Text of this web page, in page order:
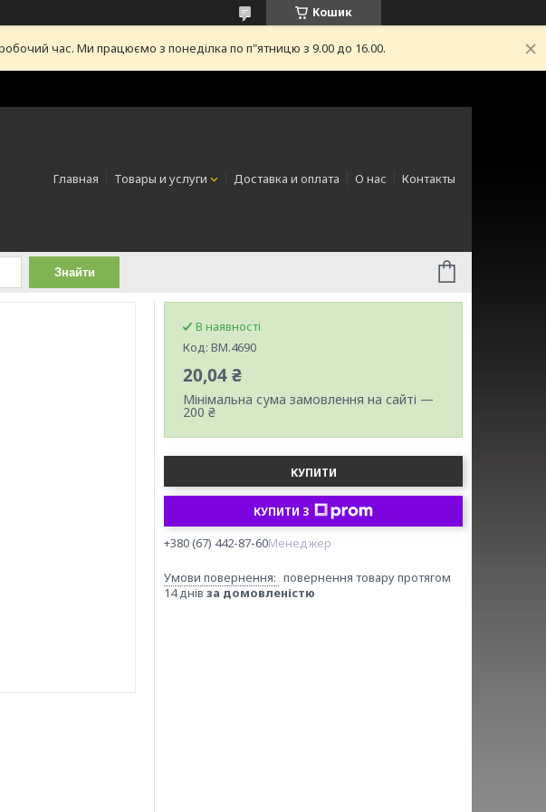
Кошик
час. Ми працюємо з понеділка по п"ятницю з 9.00 до 16.00.
Главная Товары и услуги Доставка и оплата О нас Контакты
Знайти
В наявності
Код: BM.4690
20,04 ₴
Мінімальна сума замовлення на сайті —
200 ₴
КУПИТИ
КУПИТИ З
+380 (67) 442-87-60Менеджер
повернення товару протягом
14 днів за домовленістю